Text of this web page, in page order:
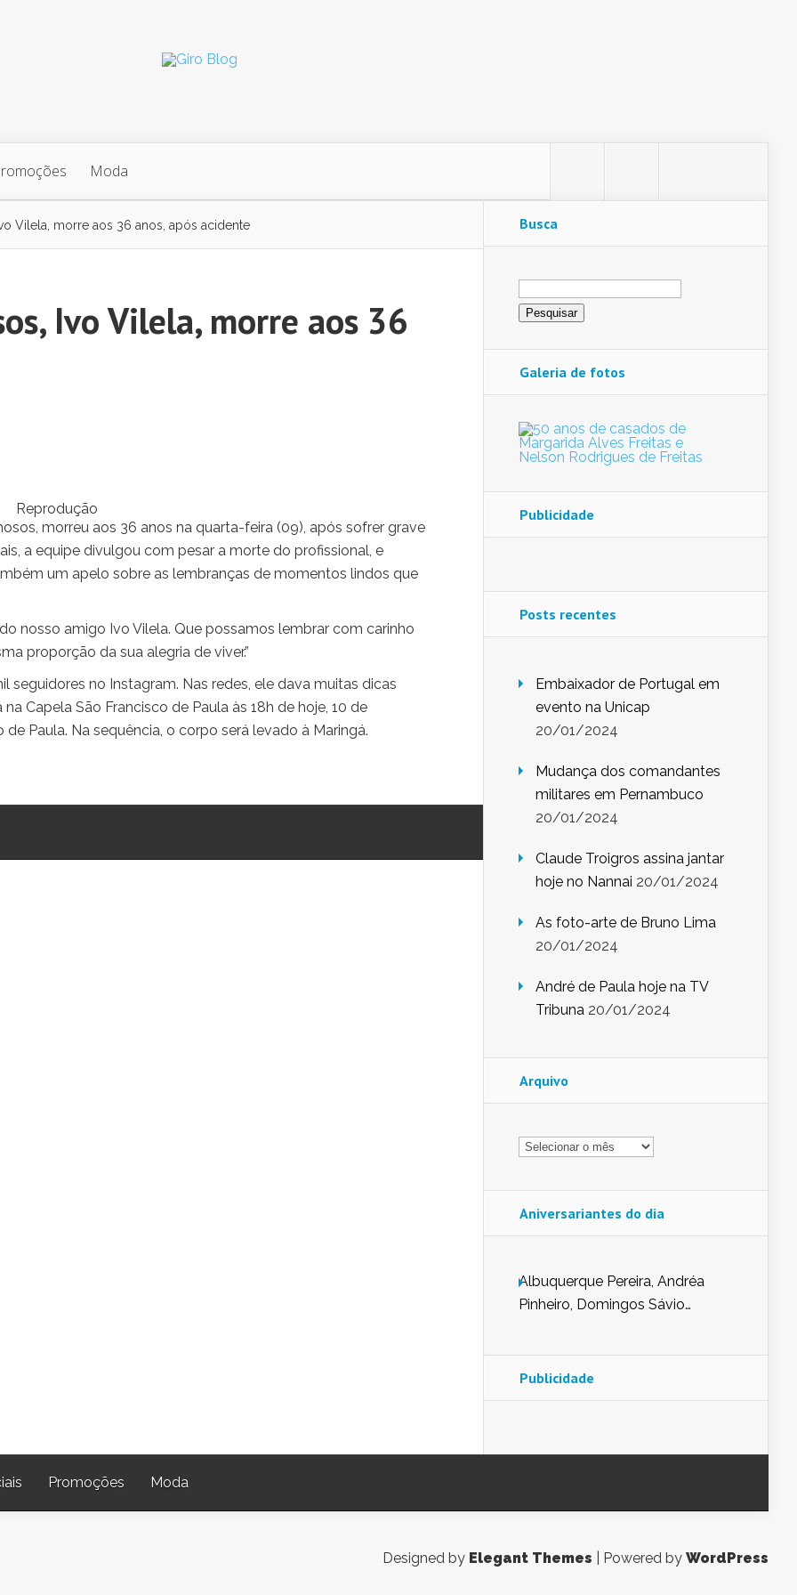
Moda
Vilela, morre aos 36 anos, após acidente
Ivo Vilela, morre aos 36
Reprodução
morreu aos 36 anos na quarta-feira (09), após sofrer grave
a equipe divulgou com pesar a morte do profissional, e
um apelo sobre as lembranças de momentos lindos que
nosso amigo Ivo Vilela. Que possamos lembrar com carinho
proporção da sua alegria de viver.”
seguidores no Instagram. Nas redes, ele dava muitas dicas
Capela São Francisco de Paula às 18h de hoje, 10 de
Paula. Na sequência, o corpo será levado à Maringá.
Busca
Pesquisar
por:
Galeria de fotos
Publicidade
Posts recentes
Embaixador de Portugal em
evento na Unicap
20/01/2024
Mudança dos comandantes
militares em Pernambuco
20/01/2024
Claude Troigros assina jantar
hoje no Nannai 20/01/2024
As foto-arte de Bruno Lima
20/01/2024
André de Paula hoje na TV
Tribuna 20/01/2024
Arquivo
Arquivo
Aniversariantes do dia
Albuquerque Pereira, Andréa
Pinheiro, Domingos Sávio
Nunes de Sena, Fátima Peixoto,
Glória Pereira, Kátia Mesel,
Publicidade
Promoções Moda
Designed by Elegant Themes | Powered by WordPress